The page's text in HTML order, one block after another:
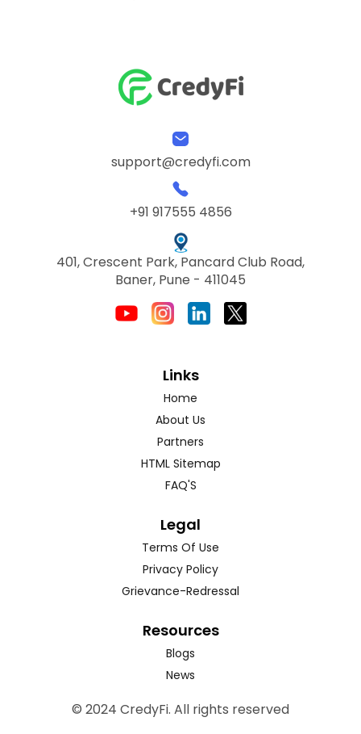
support@credyfi.com
+91 917555 4856
401, Crescent Park, Pancard Club Road,
Baner, Pune - 411045
Links
Home
About Us
Partners
HTML Sitemap
FAQ'S
Legal
Terms Of Use
Privacy Policy
Grievance-Redressal
Resources
Blogs
News
© 2024 CredyFi. All rights reserved